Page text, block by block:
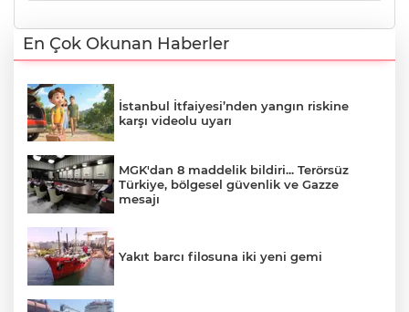
En Çok Okunan Haberler
İstanbul İtfaiyesi’nden yangın riskine
karşı videolu uyarı
MGK'dan 8 maddelik bildiri... Terörsüz
Türkiye, bölgesel güvenlik ve Gazze
mesajı
Yakıt barcı filosuna iki yeni gemi